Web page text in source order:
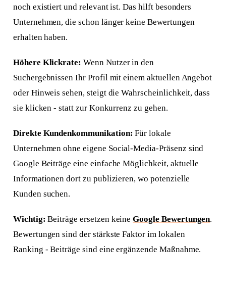
noch existiert und relevant ist. Das hilft besonders
Unternehmen, die schon länger keine Bewertungen
erhalten haben.
Höhere Klickrate: Wenn Nutzer in den
Suchergebnissen Ihr Profil mit einem aktuellen Angebot
oder Hinweis sehen, steigt die Wahrscheinlichkeit, dass
sie klicken - statt zur Konkurrenz zu gehen.
Direkte Kundenkommunikation: Für lokale
Unternehmen ohne eigene Social-Media-Präsenz sind
Google Beiträge eine einfache Möglichkeit, aktuelle
Informationen dort zu publizieren, wo potenzielle
Kunden suchen.
Wichtig: Beiträge ersetzen keineGoogle Bewertungen.
Bewertungen sind der stärkste Faktor im lokalen
Ranking - Beiträge sind eine ergänzende Maßnahme.